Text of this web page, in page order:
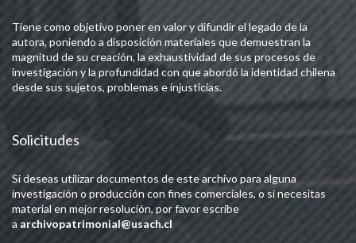
Tiene como objetivo poner en valor y difundir el legado de la
autora, poniendo a disposición materiales que demuestran la
magnitud de su creación, la exhaustividad de sus procesos de
investigación y la profundidad con que abordó la identidad chilena
desde sus sujetos, problemas e injusticias.
Solicitudes
Si deseas utilizar documentos de este archivo para alguna
investigación o producción con fines comerciales, o si necesitas
material en mejor resolución, por favor escribe
a archivopatrimonial@usach.cl